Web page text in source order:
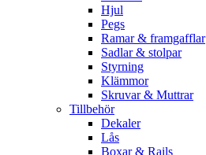
Hjul
Pegs
Ramar & framgafflar
Sadlar & stolpar
Styrning
Klämmor
Skruvar & Muttrar
Tillbehör
Dekaler
Lås
Boxar & Rails